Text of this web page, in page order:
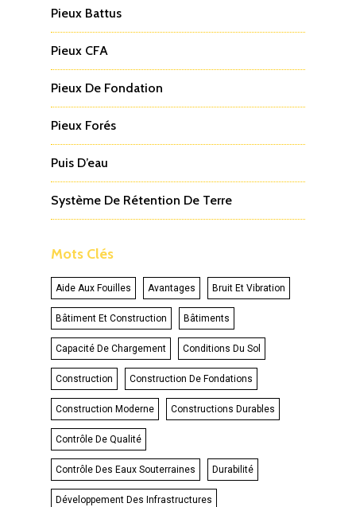
Pieux Battus
Pieux CFA
Pieux De Fondation
Pieux Forés
Puis D’eau
Système De Rétention De Terre
Mots Clés
Aide Aux Fouilles Avantages Bruit Et Vibration
Bâtiment Et Construction Bâtiments
Capacité De Chargement Conditions Du Sol
Construction Construction De Fondations
Construction Moderne Constructions Durables
Contrôle De Qualité
Contrôle Des Eaux Souterraines Durabilité
Développement Des Infrastructures